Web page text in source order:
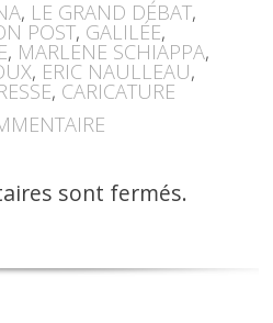
, LE GRAND DÉBAT,
POST, GALILÉE,
, MARLENE SCHIAPPA,
, ERIC NAULLEAU,
, CARICATURE
sont fermés.